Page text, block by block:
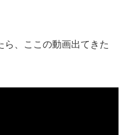
ら、ここの動画出てきた